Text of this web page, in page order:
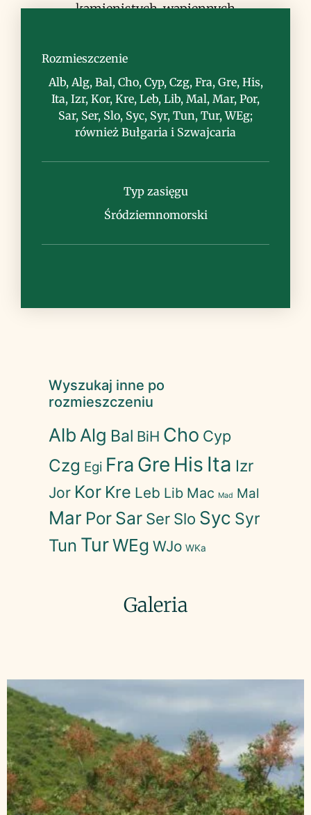
kamienistych, wapiennych
Uwagi
z owoców produkuje się olejek
terpentynowy, stosowany w lecznictwie
Rozmieszczenie
Alb, Alg, Bal, Cho, Cyp, Czg, Fra, Gre, His,
Ita, Izr, Kor, Kre, Leb, Lib, Mal, Mar, Por,
Sar, Ser, Slo, Syc, Syr, Tun, Tur, WEg;
również Bułgaria i Szwajcaria
Typ zasięgu
Śródziemnomorski
Wyszukaj inne po
rozmieszczeniu
Alb Alg Bal BiH Cho Cyp
Czg Egi Fra Gre His Ita Izr
Jor Kor Kre Leb Lib Mac Mad Mal
Mar Por Sar Ser Slo Syc Syr
Tun TurWEg WJo WKa
Galeria